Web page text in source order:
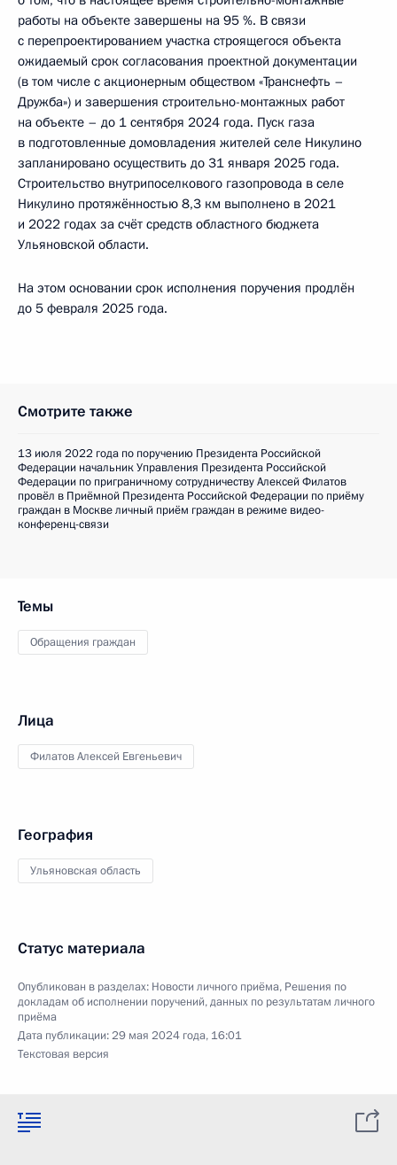
работы на объекте завершены на 95 %. В связи
с перепроектированием участка строящегося объекта
ожидаемый срок согласования проектной документации
(в том числе с акционерным обществом «Транснефть –
Дружба») и завершения строительно-монтажных работ
на объекте – до 1 сентября 2024 года. Пуск газа
в подготовленные домовладения жителей селе Никулино
запланировано осуществить до 31 января 2025 года.
Строительство внутрипоселкового газопровода в селе
Никулино протяжённостью 8,3 км выполнено в 2021
и 2022 годах за счёт средств областного бюджета
Ульяновской области.
На этом основании срок исполнения поручения продлён
до 5 февраля 2025 года.
Смотрите также
13 июля 2022 года по поручению Президента Российской
Федерации начальник Управления Президента Российской
Федерации по приграничному сотрудничеству Алексей Филатов
провёл в Приёмной Президента Российской Федерации по приёму
граждан в Москве личный приём граждан в режиме видео-
конференц-связи
Темы
Обращения граждан
Лица
Филатов Алексей Евгеньевич
География
Ульяновская область
Статус материала
Опубликован в разделах: Новости личного приёма, Решения по
докладам об исполнении поручений, данных по результатам личного
приёма
Дата публикации:29 мая 2024 года, 16:01
Текстовая версия